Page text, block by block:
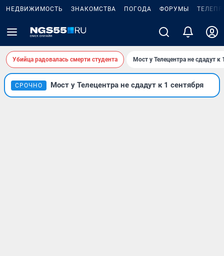
НЕДВИЖИМОСТЬ ЗНАКОМСТВА ПОГОДА ФОРУМЫ
Убийца радовалась смерти студента Мост у Телецентра не сдадут к
СРОЧНО Мост у Телецентра не сдадут к 1 сентября